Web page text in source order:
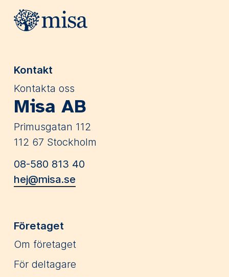
Webbplatsens sidfot
Kontakt
Kontakta oss
Misa AB
Primusgatan 112
112 67 Stockholm
08-580 813 40
hej@misa.se
Företaget
Om företaget
För deltagare